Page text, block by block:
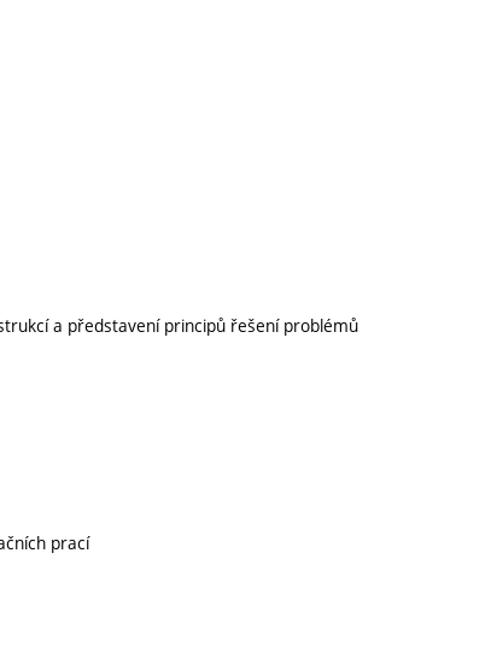
a představení principů řešení problémů
prací